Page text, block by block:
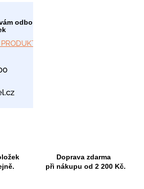
odborně
Doprava zdarma
při nákupu od 2 200 Kč.